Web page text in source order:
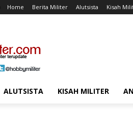
Home Berita Militer Alutsista Kisah
ALUTSISTA KISAH MILITER